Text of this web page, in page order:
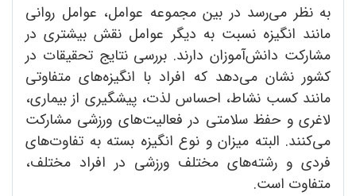
به نظر می‌رسد در بین مجموعه عوامل، عوامل روانی
مانند انگیزه نسبت به دیگر عوامل نقش بیشتری در
مشارکت دانش‌آموزان دارند. بررسی نتایج تحقیقات در
کشور نشان می‌دهد که افراد با انگیزه‌های متفاوتی
مانند کسب نشاط، احساس لذت، پیشگیری از بیماری،
لاغری و حفظ سلامتی در فعالیت‌های ورزشی مشارکت
می‌کنند. البته میزان و نوع انگیزه بسته به تفاوت‌های
فردی و رشته‌های مختلف ورزشی در افراد مختلف،
متفاوت است.